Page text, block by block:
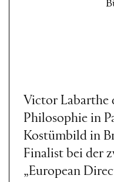
Victor Labarthe
Philosophie in
Kostümbild in
Finalist bei der
„European